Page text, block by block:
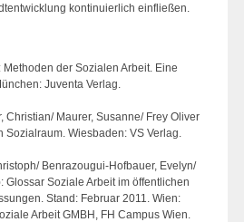
kontinuierlich einfließen.
der Sozialen Arbeit. Eine
Juventa Verlag.
Christian/ Maurer, Susanne/ Frey Oliver
Wiesbaden: VS Verlag.
Benrazougui-Hofbauer, Evelyn/
Glossar Soziale Arbeit im öffentlichen
Stand: Februar 2011. Wien:
Arbeit GMBH, FH Campus Wien.